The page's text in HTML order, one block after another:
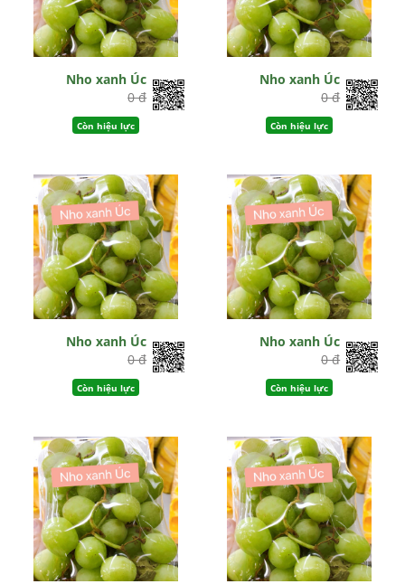
Nho xanh Úc
0 đ
Còn hiệu lực
Nho xanh Úc
0 đ
Còn hiệu lực
Nho xanh Úc
0 đ
Còn hiệu lực
Nho xanh Úc
0 đ
Còn hiệu lực